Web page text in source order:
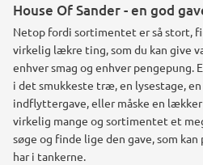
House Of Sander - en god
Netop fordi sortimentet er så stort,
virkelig lækre ting, som du kan give
enhver smag og enhver
i det smukkeste træ, en lysestage,
indflyttergave, eller måske en
virkelig mange og sortimentet et
søge og finde lige den gave, som
har i tankerne.